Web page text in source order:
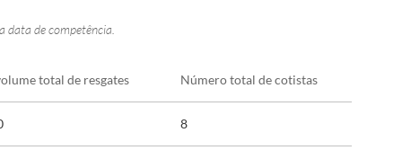
data de competência.
total de resgates Número total de cotistas
8